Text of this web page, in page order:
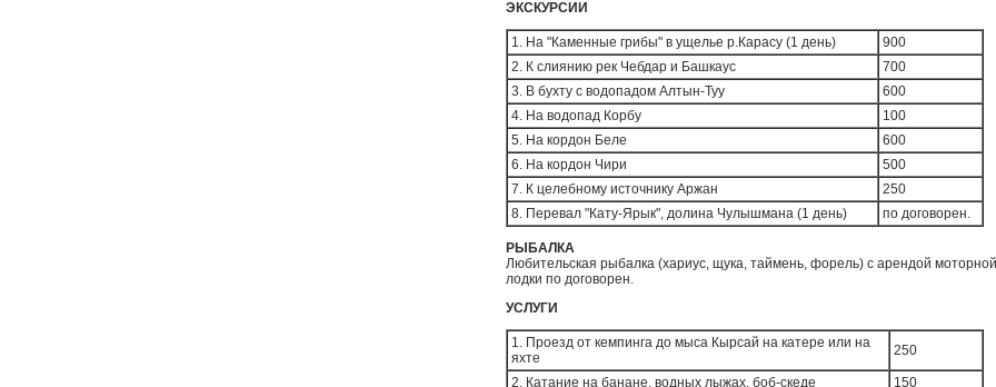
ЭКСКУРСИИ
1. На "Каменные грибы" в ущелье р.Карасу (1 день)
900
2. К слиянию рек Чебдар и Башкаус
700
3. В бухту с водопадом Алтын-Туу
600
4. На водопад Корбу
100
5. На кордон Беле
600
6. На кордон Чири
500
7. К целебному источнику Аржан
250
8. Перевал "Кату-Ярык", долина Чулышмана (1 день)
по договорен.
РЫБАЛКА
Любительская рыбалка (хариус, щука, таймень, форель) с арендой моторной
лодки по договорен.
УСЛУГИ
1. Проезд от кемпинга до мыса Кырсай на катере или на
яхте
250
2. Катание на банане, водных лыжах, боб-скеде 150